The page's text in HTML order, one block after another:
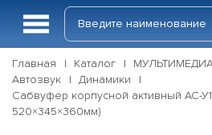
Главная Каталог
Автозвук
Динамики
Сабвуфер корпусной активный АС-
520×345×360мм)